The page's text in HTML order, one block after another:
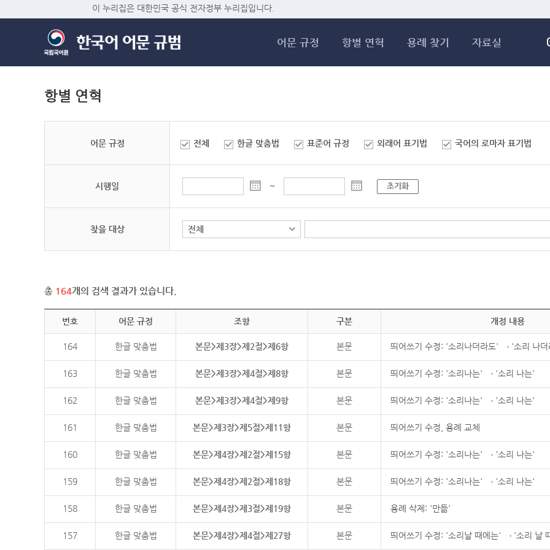
이 누리집은 대한민국 공식 전자정부 누리집입니다.
어문 규정 항별 연혁 용례 찾기 자료실
항별 연혁
어문 규정 전체 한글 맞춤법 표준어 규정 외래어 표기법 국어의 로마자 표기법
시행일 ~ 초기화
찾을 대상
총 164개의 검색 결과가 있습니다.
번호 어문 규정 조항 구분 개정 내용
164 한글 맞춤법 본문>제3장>제2절>제6항 본문 띄어쓰기 수정: '소리나더라도' → '소리 나더
163 한글 맞춤법 본문>제3장>제4절>제8항 본문 띄어쓰기 수정: '소리나는' → '소리 나는'
162 한글 맞춤법 본문>제3장>제4절>제9항 본문 띄어쓰기 수정: '소리나는' → '소리 나는'
161 한글 맞춤법 본문>제3장>제5절>제11항 본문 띄어쓰기 수정, 용례 교체
160 한글 맞춤법 본문>제4장>제2절>제15항 본문 띄어쓰기 수정: '소리나는' → '소리 나는'
159 한글 맞춤법 본문>제4장>제2절>제18항 본문 띄어쓰기 수정: '소리나는' → '소리 나는'
158 한글 맞춤법 본문>제4장>제3절>제19항 본문 용례 삭제: '만듦'
157 한글 맞춤법 본문>제4장>제4절>제27항 본문 띄어쓰기 수정: '소리날 때에는' → '소리 날